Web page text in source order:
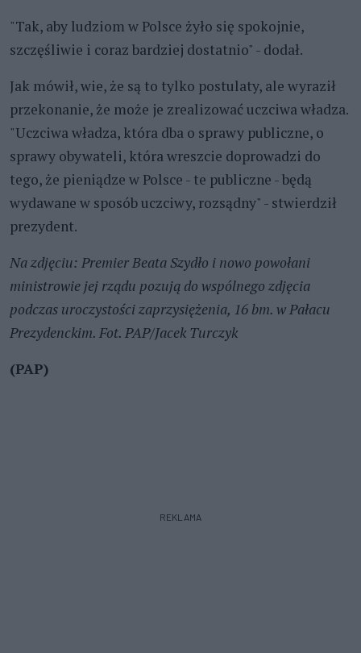
"Tak, aby ludziom w Polsce żyło się spokojnie,
szczęśliwie i coraz bardziej dostatnio" - dodał.
Jak mówił, wie, że są to tylko postulaty, ale wyraził
przekonanie, że może je zrealizować uczciwa władza.
"Uczciwa władza, która dba o sprawy publiczne, o
sprawy obywateli, która wreszcie doprowadzi do
tego, że pieniądze w Polsce - te publiczne - będą
wydawane w sposób uczciwy, rozsądny" - stwierdził
prezydent.
Na zdjęciu: Premier Beata Szydło i nowo powołani
ministrowie jej rządu pozują do wspólnego zdjęcia
podczas uroczystości zaprzysiężenia, 16 bm. w Pałacu
Prezydenckim. Fot. PAP/Jacek Turczyk
(PAP)
REKLAMA